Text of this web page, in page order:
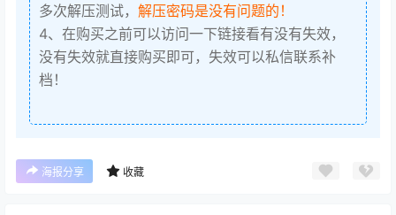
多次解压测试， 解压密码是没有问题的！
4、在购买之前可以访问一下链接看有没有失效，
没有失效就直接购买即可，失效可以私信联系补
档！
海报分享 收藏